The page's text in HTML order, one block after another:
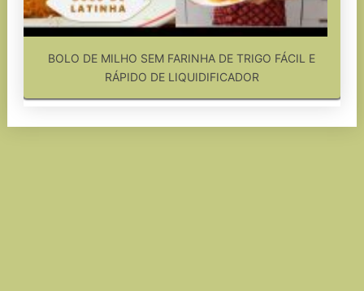
BOLO DE MILHO SEM FARINHA DE TRIGO FÁCIL E
RÁPIDO DE LIQUIDIFICADOR